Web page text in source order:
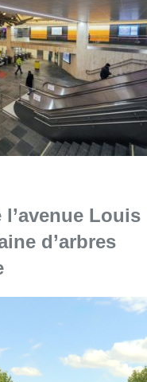
l’avenue Louis
d’arbres